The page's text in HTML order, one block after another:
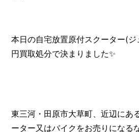
本日の自宅放置原付スクーター(
円買取処分で決まりました✨
東三河・田原市大草町、近辺にあ
ーター又はバイクをお売りになる